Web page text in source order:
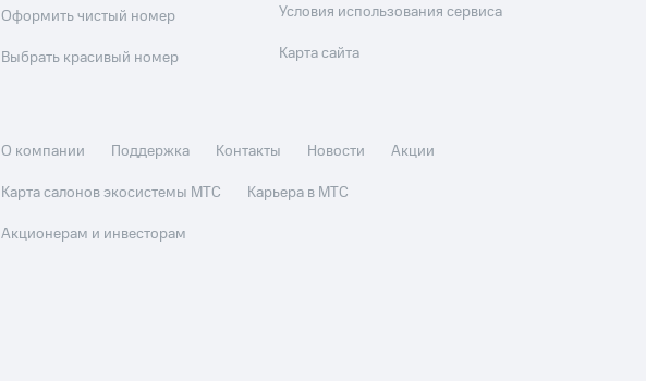
Оформить чистый номер
Выбрать красивый номер
Условия использования сервиса
Карта сайта
О компании Поддержка Контакты Новости
Акции
Карта салонов экосистемы МТС
Карьера в МТС
Акционерам и инвесторам